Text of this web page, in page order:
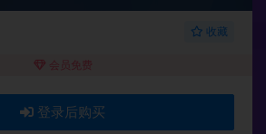
收藏
会员免费
登录后购买